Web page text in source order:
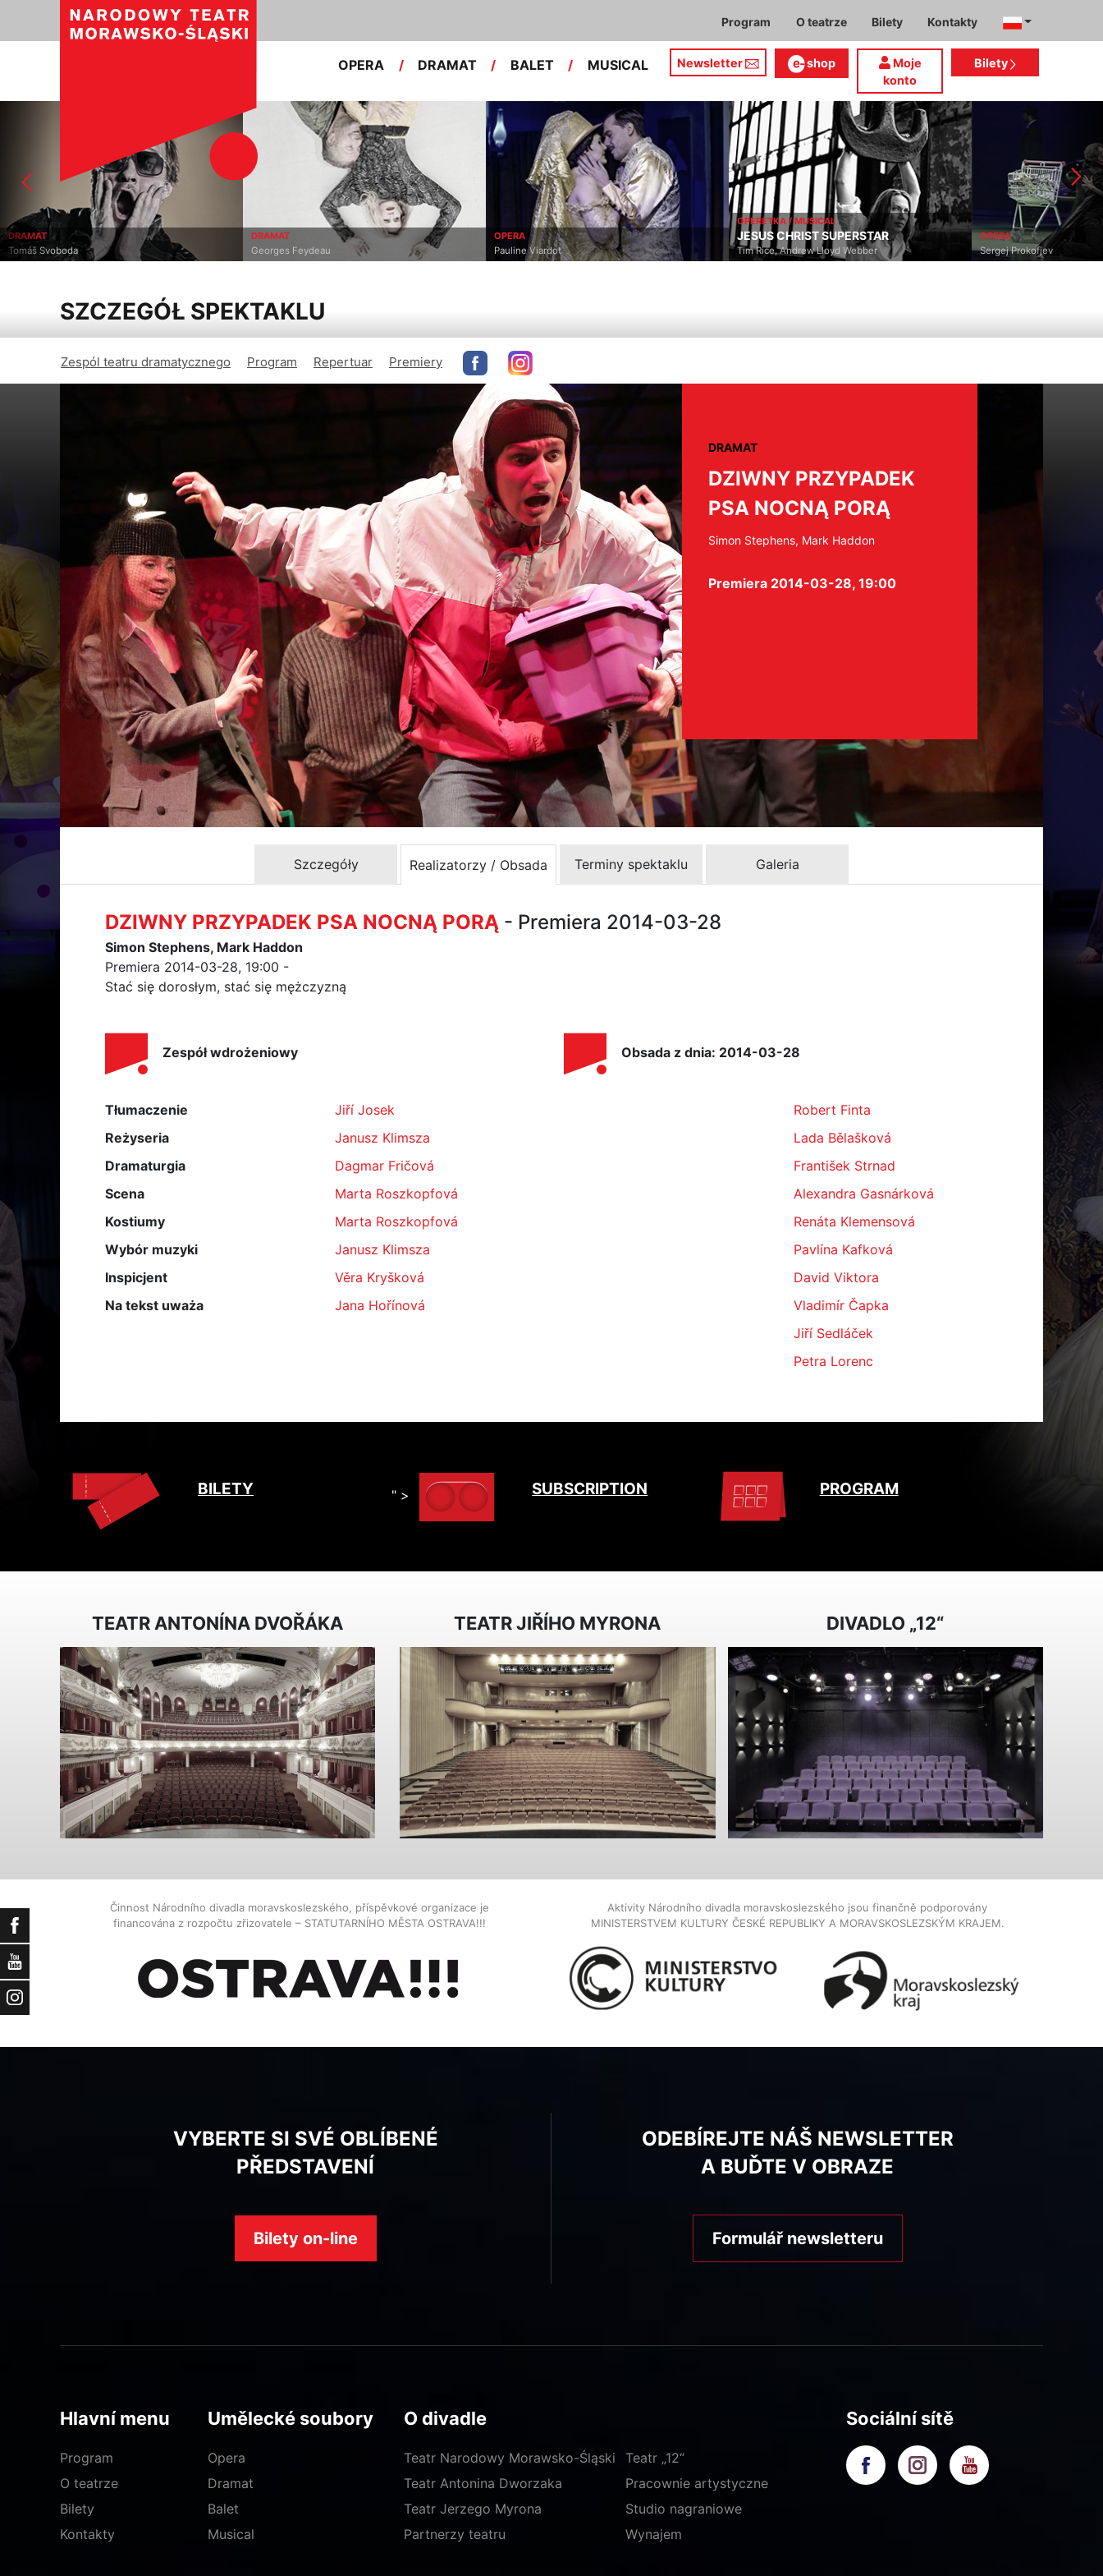
Facebook
YouTube
Instagram
Program O teatrze Bilety Kontakty
OPERA / DRAMAT / BALET / MUSICAL Newsletter shop
Moje
konto
Bilety
DRAMAT
Tomáš Svoboda
DRAMAT
Georges Feydeau
OPERA
Pauline Viardot
OPERETKA / MUSICAL
JESUS CHRIST SUPERSTAR
Tim Rice, Andrew Lloyd Webber
OPERA
Sergej Prokofjev
SZCZEGÓŁ SPEKTAKLU
Zespól teatru dramatycznego Program Repertuar Premiery
DRAMAT
DZIWNY PRZYPADEK
PSA NOCNĄ PORĄ
Simon Stephens, Mark Haddon
Premiera 2014-03-28, 19:00
Szczegóły Realizatorzy / Obsada Terminy spektaklu Galeria
DZIWNY PRZYPADEK PSA NOCNĄ PORĄ - Premiera 2014-03-28
Simon Stephens, Mark Haddon
Premiera 2014-03-28, 19:00 -
Stać się dorosłym, stać się mężczyzną
Zespół wdrożeniowy
Tłumaczenie
Jiří Josek
Reżyseria
Janusz Klimsza
Dramaturgia
Dagmar Fričová
Scena
Marta Roszkopfová
Kostiumy
Marta Roszkopfová
Wybór muzyki
Janusz Klimsza
Inspicjent
Věra Kryšková
Na tekst uważa
Jana Hořínová
Obsada z dnia: 2014-03-28
Robert Finta
Lada Bělašková
František Strnad
Alexandra Gasnárková
Renáta Klemensová
Pavlína Kafková
David Viktora
Vladimír Čapka
Jiří Sedláček
Petra Lorenc
BILETY " > SUBSCRIPTION PROGRAM
TEATR ANTONÍNA DVOŘÁKA TEATR JIŘÍHO MYRONA DIVADLO „12“
Činnost Národního divadla moravskoslezského, příspěvkové organizace je
financována z rozpočtu zřizovatele – STATUTARNÍHO MĚSTA OSTRAVA!!!
Aktivity Národního divadla moravskoslezského jsou finančně podporovány
MINISTERSTVEM KULTURY ČESKÉ REPUBLIKY A MORAVSKOSLEZSKÝM KRAJEM.
VYBERTE SI SVÉ OBLÍBENÉ
PŘEDSTAVENÍ
Bilety on-line
ODEBÍREJTE NÁŠ NEWSLETTER
A BUĎTE V OBRAZE
Formulář newsletteru
Hlavní menu
Program
O teatrze
Bilety
Kontakty
Umělecké soubory
Opera
Dramat
Balet
Musical
O divadle
Teatr Narodowy Morawsko-Śląski
Teatr Antonina Dworzaka
Teatr Jerzego Myrona
Teatr „12“
Pracownie artystyczne
Studio nagraniowe
Partnerzy teatru
Wynajem
Sociální sítě